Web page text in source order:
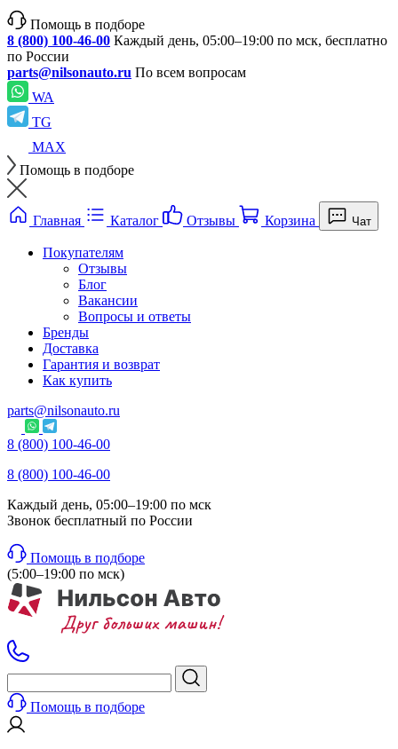
Помощь в подборе
8 (800) 100-46-00 Каждый день, 05:00–19:00 по мск, бесплатно
по России
parts@nilsonauto.ru По всем вопросам
WA
TG
MAX
Помощь в подборе
Главная Каталог Отзывы Корзина Чат
Покупателям
Отзывы
Блог
Вакансии
Вопросы и ответы
Бренды
Доставка
Гарантия и возврат
Как купить
parts@nilsonauto.ru
8 (800) 100-46-00
8 (800) 100-46-00
Каждый день, 05:00–19:00 по мск
Звонок бесплатный по России
Помощь в подборе
(5:00–19:00 по мск)
Помощь в подборе